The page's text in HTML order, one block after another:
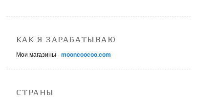
КАК Я ЗАРАБАТЫВАЮ
Мои магазины -mooncoocoo.com
СТРАНЫ